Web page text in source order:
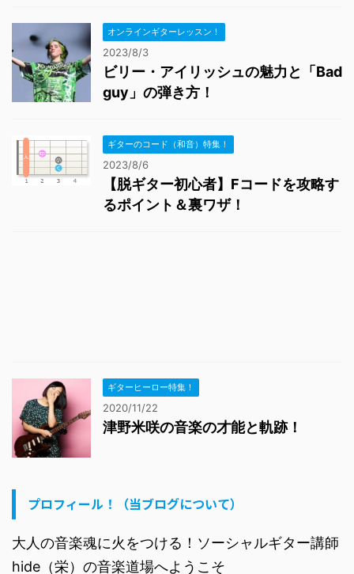
オンラインギターレッスン！
2023/8/3
ビリー・アイリッシュの魅力と「Bad
guy」の弾き方！
ギターのコード（和音）特集！
2023/8/6
【脱ギター初心者】Fコードを攻略す
るポイント＆裏ワザ！
ギターヒーロー特集！
2020/11/22
津野米咲の音楽の才能と軌跡！
プロフィール！（当ブログについて）
大人の音楽魂に火をつける！ソーシャルギター講師
hide（栄）の音楽道場へようこそ